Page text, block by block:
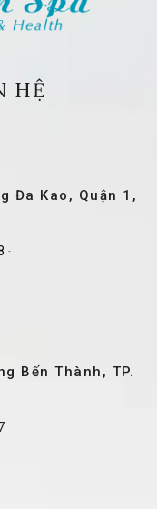
HỆ
Đa Kao, Quận 1,
-
Bến Thành, TP.